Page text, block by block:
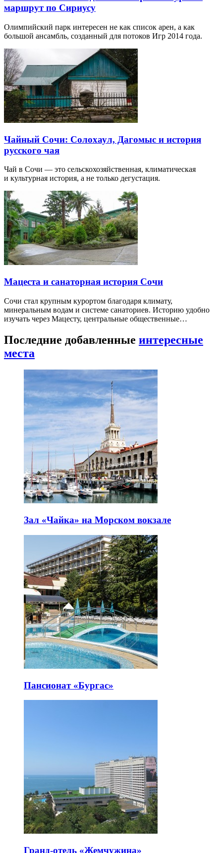
маршрут по Сириусу
Олимпийский парк интересен не как список арен, а как
большой ансамбль, созданный для потоков Игр 2014 года.
Чайный Сочи: Солохаул, Дагомыс и история
русского чая
Чай в Сочи — это сельскохозяйственная, климатическая
и культурная история, а не только дегустация.
Мацеста и санаторная история Сочи
Сочи стал крупным курортом благодаря климату,
минеральным водам и системе санаториев. Историю удобно
изучать через Мацесту, центральные общественные…
Последние добавленные интересные
места
Зал «Чайка» на Морском вокзале
Пансионат «Бургас»
Гранд-отель «Жемчужина»